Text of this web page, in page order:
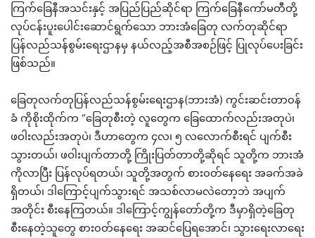
ကြက်ခြေနီအသင်းနှင့် အပြည်ပြည်ဆိုင်ရာ ကြက်ခြေနီကော်မတီတို့
လုပ်ငန်းပူးပေါင်းဆောင်ရွက်သော ဘားအံခြေတု လက်တုဆိုင်ရာ
ပြန်လည်သန်စွမ်းရေးဌာနမှ နယ်လည့်အစီအစဉ်ဖြင့် ပြုလုပ်ပေးခြင်း
ဖြစ်သည်။
ခြေတုလက်တုပြန်လည်သန်စွမ်းရေးဌာန(ဘားအံ) ကွင်းဆင်းတာ၀န်
ခံ ကိုစိုးထိုက်က “ခြေတုစီးတဲ့ လူတွေက ခြေထောက်လည်းအတုပဲ၊
ဖဝါးလည်းအတုပဲ၊ ဒီဟာတွေက ၄လ၊ ၅ လလောက်စီးရင် ပျက်စီး
သွားတယ်၊ ဖဝါးပျက်တာတို့ ကြိုးပြတ်တာတို့ဆိုရင် သူတို့က ဘားအံ
ကိုလာပြီး ပြန်လုပ်ရတယ်၊ သူတို့အတွက် စား၀တ်နေရေး အခက်အခဲ
ရှိတယ်၊ ဒါကြောင့်ပျက်သွားရင် အသစ်လာမလဲတော့ဘဲ အပျက်
အတိုင်း စီးနေကြတယ်။ ဒါကြောင့်ကျွန်တော်တို့က ဒီမှာရှိတဲ့ခြေတု
စီးနေတဲ့သူတွေ စား၀တ်နေရေး အဆင်ပြေရအောင်၊ သွားရေးလာရေး